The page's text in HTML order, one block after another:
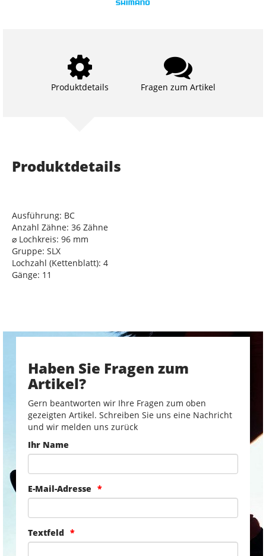
Produktdetails Fragen zum Artikel
Produktdetails
Ausführung: BC
Anzahl Zähne: 36 Zähne
⌀ Lochkreis: 96 mm
Gruppe: SLX
Lochzahl (Kettenblatt): 4
Gänge: 11
Haben Sie Fragen zum
Artikel?
Gern beantworten wir Ihre Fragen zum oben
gezeigten Artikel. Schreiben Sie uns eine Nachricht
und wir melden uns zurück
Ihr Name
E-Mail-Adresse
Textfeld